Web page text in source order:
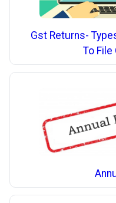
Gst Returns-
To File